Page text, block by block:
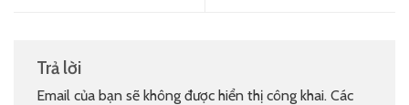
Trả lời
Email của bạn sẽ không được hiển thị công khai. Các